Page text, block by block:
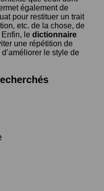
également de
pour restituer un trait
etc. de la chose, de
Enfin, le dictionnaire
une répétition de
le style de